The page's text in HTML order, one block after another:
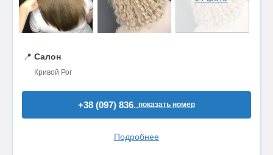
📍 Салон
Кривой Рог
+38 (097) 836..показать номер
Подробнее